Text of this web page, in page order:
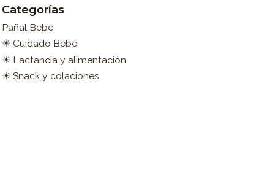
Categorías
Pañal Bebé
☀ Cuidado Bebé
☀ Lactancia y alimentación
☀ Snack y colaciones